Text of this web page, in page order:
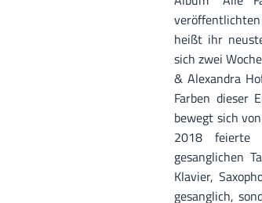
heißt ihr
sich zwei
& Alexandra
Farben dieser
bewegt sich
2018 feierte
gesanglichen
Klavier,
gesanglich,